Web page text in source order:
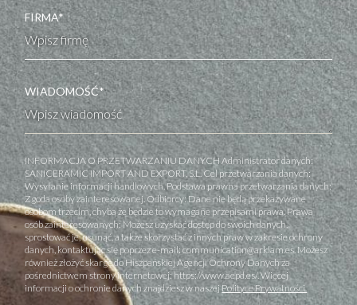
FIRMA*
WIADOMOŚĆ*
INFORMACJA O PRZETWARZANIU DANYCH Administrator danych:
SANICERAMIC IMPORT AND EXPORT, S.L. Cel przetwarzania danych:
Wysyłanie informacji handlowych. Podstawa prawna przetwarzania danych:
Zgoda osoby zainteresowanej. Odbiorcy: Dane nie będą przekazywane
osobom trzecim, chyba że będzie to wymagane przepisami prawa. Prawa
osób zainteresowanych: Możesz uzyskać dostęp do swoich danych,
sprostować je, usunąć, a także skorzystać z innych praw w zakresie ochrony
danych, kontaktując się poprzez e-mail: communication@arklam.es. Możesz
również złożyć skargę do Hiszpańskiej Agencji Ochrony Danych za
pośrednictwem strony internetowej: https://www.aepd.es/. Więcej
informacji o ochronie danych znajdziesz w naszejPolityce Prywatności.